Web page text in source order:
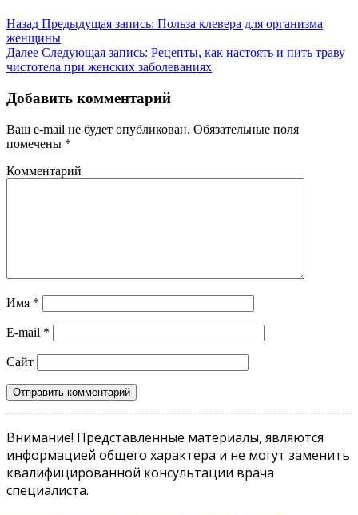
Назад Предыдущая запись: Польза клевера для организма
женщины
Далее Следующая запись: Рецепты, как настоять и пить траву
чистотела при женских заболеваниях
Добавить комментарий
Ваш e-mail не будет опубликован. Обязательные поля
помечены *
Комментарий
Имя *
E-mail *
Сайт
Внимание! Представленные материалы, являются
информацией общего характера и не могут заменить
квалифицированной консультации врача
специалиста.